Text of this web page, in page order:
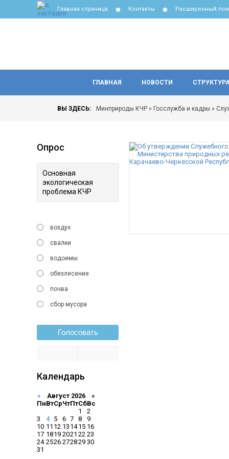
Главная страница Контакты Расширенный
ГЛАВНАЯ НОВОСТИ
ВЫ ЗДЕСЬ: Минприроды КЧР » Госслужба и кадры »
Опрос
Основная
экологическая
проблема КЧР
воздух
свалки
водоемы
обезлесение
почва
сбор мусора
Голосовать
Календарь
« Август 2026 »
ПнВтСрЧтПтСбВс
1
2
3
4 5 6 7 8
9
10 11 12 13 14 15 16
17 1819 2021 22 23
24 2526 272829 30
31